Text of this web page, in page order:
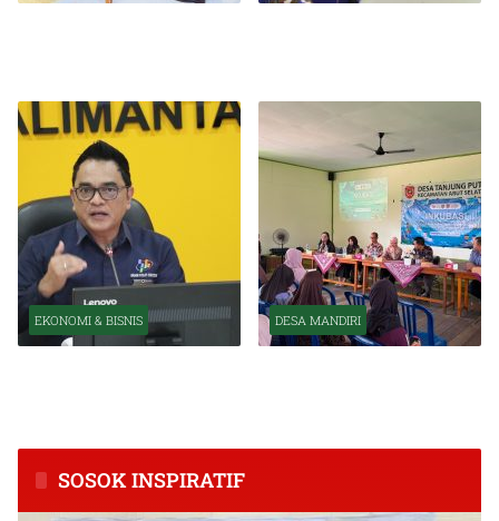
EKONOMI & BISNIS DESA MANDIRI
SOSOK INSPIRATIF